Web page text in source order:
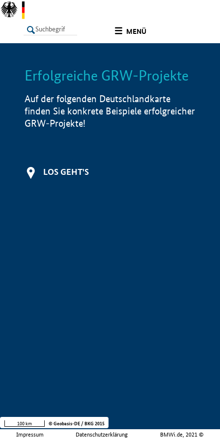
MENÜ
LISTE Info
Erfolgreiche GRW-Projekte
Auf der folgenden Deutschlandkarte
finden Sie konkrete Beispiele erfolgreicher
GRW-Projekte!
LOS GEHT'S
Impressum Datenschutzerklärung BMWi.de, 2021 ©
100 km © Geobasis-DE / BKG 2015